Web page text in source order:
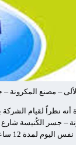
– مصنع المكرونة–
نظراً لقيام
– جسر الكُنيسة شارع